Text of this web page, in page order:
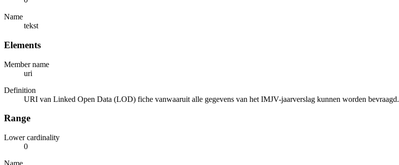
Name
tekst
Elements
Member name
uri
Definition
URI van Linked Open Data (LOD) fiche vanwaaruit alle gegevens van het IMJV-jaarverslag kunnen worden bevraagd.
Range
Lower cardinality
0
Name